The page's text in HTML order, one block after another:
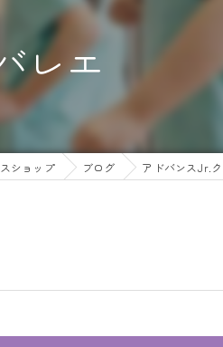
マイダン
レエ
ショップ ブログ アドバンスJr.